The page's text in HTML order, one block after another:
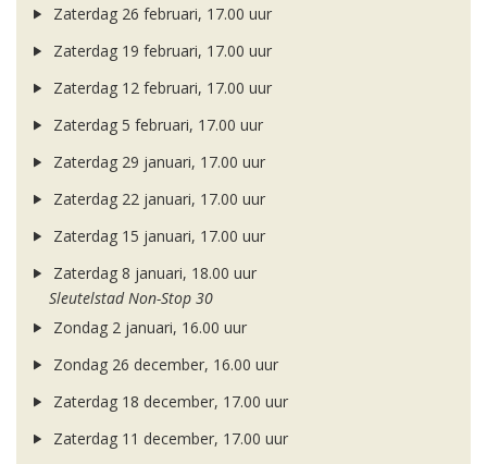
Zaterdag 26 februari, 17.00 uur
Zaterdag 19 februari, 17.00 uur
Zaterdag 12 februari, 17.00 uur
Zaterdag 5 februari, 17.00 uur
Zaterdag 29 januari, 17.00 uur
Zaterdag 22 januari, 17.00 uur
Zaterdag 15 januari, 17.00 uur
Zaterdag 8 januari, 18.00 uur
Sleutelstad Non-Stop 30
Zondag 2 januari, 16.00 uur
Zondag 26 december, 16.00 uur
Zaterdag 18 december, 17.00 uur
Zaterdag 11 december, 17.00 uur